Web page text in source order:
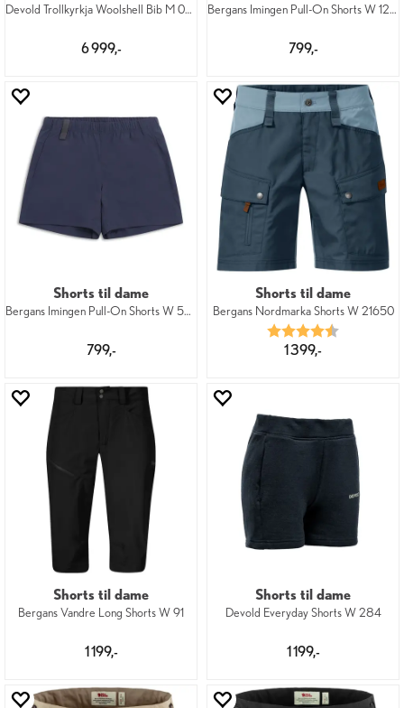
Devold Trollkyrkja Woolshell Bib M 058
6 999,-
Bergans Imingen Pull-On Shorts W 12731
799,-
Shorts til dame
Bergans Imingen Pull-On Shorts W 557
799,-
Shorts til dame
Bergans Nordmarka Shorts W 21650
Karakter:
1 399,-
Shorts til dame
Bergans Vandre Long Shorts W 91
1 199,-
Shorts til dame
Devold Everyday Shorts W 284
1 199,-